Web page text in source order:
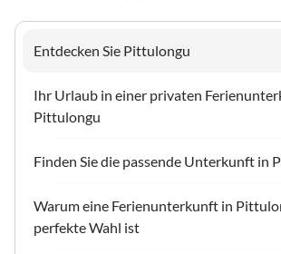
Entdecken Sie Pittulongu
Ihr Urlaub in einer privaten
Pittulongu
Finden Sie die passende Unterkunft in
Warum eine Ferienunterkunft in
perfekte Wahl ist